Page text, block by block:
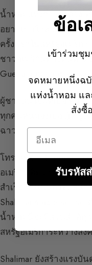
น้ำหอมแห่งการล่อลวง
อยากเข้าใกล้ Shalimar
ครั้งแรกในสหรัฐอเมริกา
ชาวอเมริกันต่างตื่นตาตื่
Guerlain ภรรยาของ
ผู้ชายสนใจแต่เธอ ควา
ทุกคนหันมองเธอ ผู้หญิงต่
ฉาว!
โทรเลขจากนิวยอร์ก: ทุ
อเมริกันคิดว่ามันเป็นบริ
สำเร็จ มันเป็นกระแสน้
Shalimar ของ
น้ำหอมนี้จะมีส่วนสำคัญม
สหรัฐอเมริการะหว่างสง
Shalimar ยังสร้างแรงบั
ข้อเ
เข้าร่วมชุ
จดหมายหนึ่งฉ
แห่งน้ำหอม แล
สั่งซื้
Email
รับรหัส